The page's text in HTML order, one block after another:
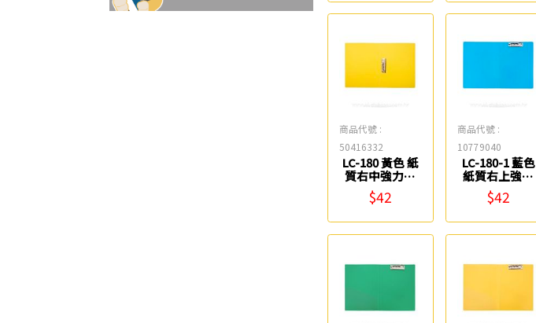
商品代號 :
50416332
LC-180 黃色 紙
質右中強力夾
連勤牌
$42
商品代號 :
10779040
LC-180-1 藍色
紙質右上強力
夾 連勤牌
$42